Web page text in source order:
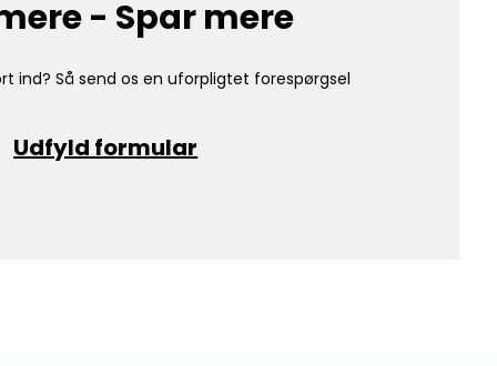
- Spar mere
ind? Så send os en uforpligtet forespørgsel
Udfyld formular